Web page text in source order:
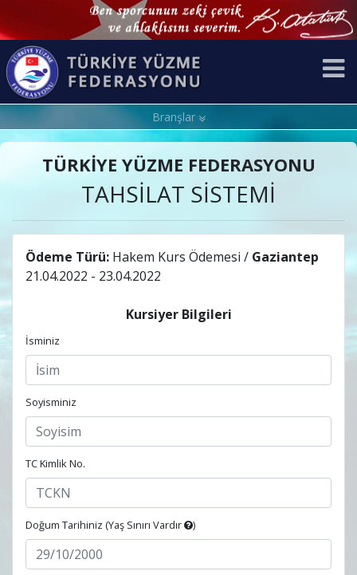
Branşlar
TÜRKİYE YÜZME FEDERASYONU
TAHSİLAT SİSTEMİ
Ödeme Türü: Hakem Kurs Ödemesi / Gaziantep
21.04.2022 - 23.04.2022
Kursiyer Bilgileri
İsminiz
Soyisminiz
TC Kimlik No.
Doğum Tarihiniz (Yaş Sınırı Vardır )